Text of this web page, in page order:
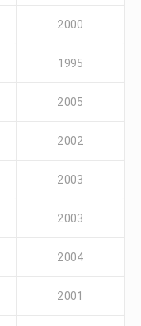
2000
1995
2005
2002
2003
2003
2004
2001